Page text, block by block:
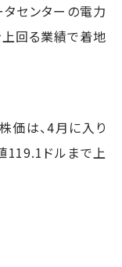
センターの電力
回る業績で着地
価は、4月に入り
119.1ドルまで上